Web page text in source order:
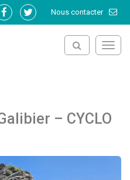
Nous contacter
Lien
Lien
– CYCLO